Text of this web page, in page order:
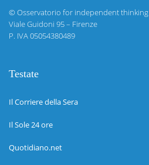
©Osservatorio for independent thinking
Viale Guidoni 95 – Firenze
P. IVA 05054380489
Testate
Il Corriere della Sera
Il Sole 24 ore
Quotidiano.net